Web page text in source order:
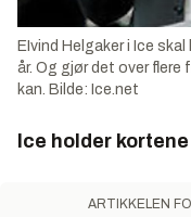
EIvind Helgaker i Ice
år. Og gjør det over
kan. Bilde: Ice.net
Ice holder kortene
ARTIKKELEN